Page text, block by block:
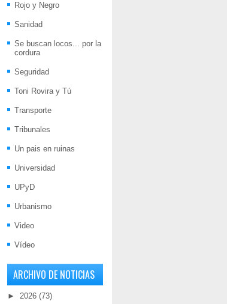
Rojo y Negro
Sanidad
Se buscan locos... por la
cordura
Seguridad
Toni Rovira y Tú
Transporte
Tribunales
Un pais en ruinas
Universidad
UPyD
Urbanismo
Video
Vídeo
ARCHIVO DE NOTICIAS
► 2026 (73)